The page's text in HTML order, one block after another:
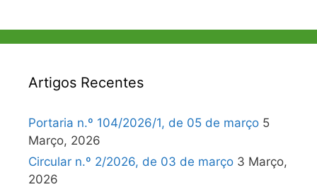
Artigos Recentes
Portaria n.º 104/2026/1, de 05 de março 5
Março, 2026
Circular n.º 2/2026, de 03 de março 3 Março,
2026